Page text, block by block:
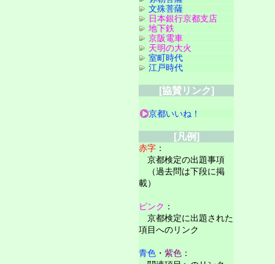
文殊菩薩
日本銀行京都支店
地下鉄
京阪電車
天明の大火
室町時代
江戸時代
[協賛リンク]
京都いいね！
[凡例]
赤字 ：
京都検定の出題事項
（過去問は下段に掲
載）
ピンク ：
京都検定に出題された
項目へのリンク
青色 ・ 紫色 ：